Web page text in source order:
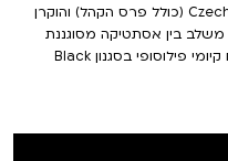
המדע־הבדיוני הצ'כי זכה ב־5 פרסי Czech Lion (כולל פרס הקהל) והוקרן
משלב בין אסתטיקה מסוגננת
reminiscent ל-Blade Runner, לבין מתח קיומי פילוסופי בסגנון Black